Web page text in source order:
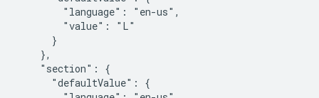
        "language": "en-us",
        "value": "L"
      }
    },
    "section": {
      "defaultValue": {